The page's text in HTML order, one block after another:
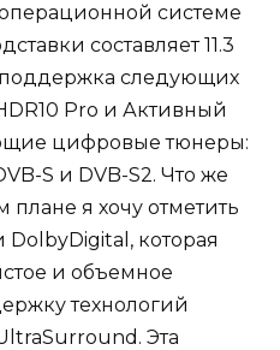
системе
составляет 11.3
поддержка следующих
Pro и Активный
цифровые тюнеры:
S и DVB-S2. Что же
плане я хочу отметить
которая
и объемное
технологий
Эта